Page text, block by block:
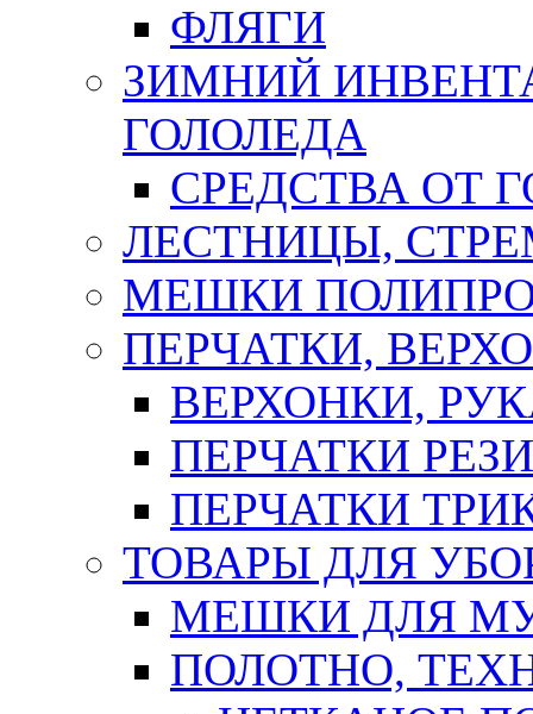
ФЛЯГИ
ЗИМНИЙ
ГОЛОЛЕДА
СРЕДСТВА ОТ
ЛЕСТНИЦЫ,
МЕШКИ
ПЕРЧАТКИ,
ВЕРХОНКИ,
ПЕРЧАТКИ
ПЕРЧАТКИ
ТОВАРЫ ДЛЯ
МЕШКИ ДЛЯ
ПОЛОТНО,